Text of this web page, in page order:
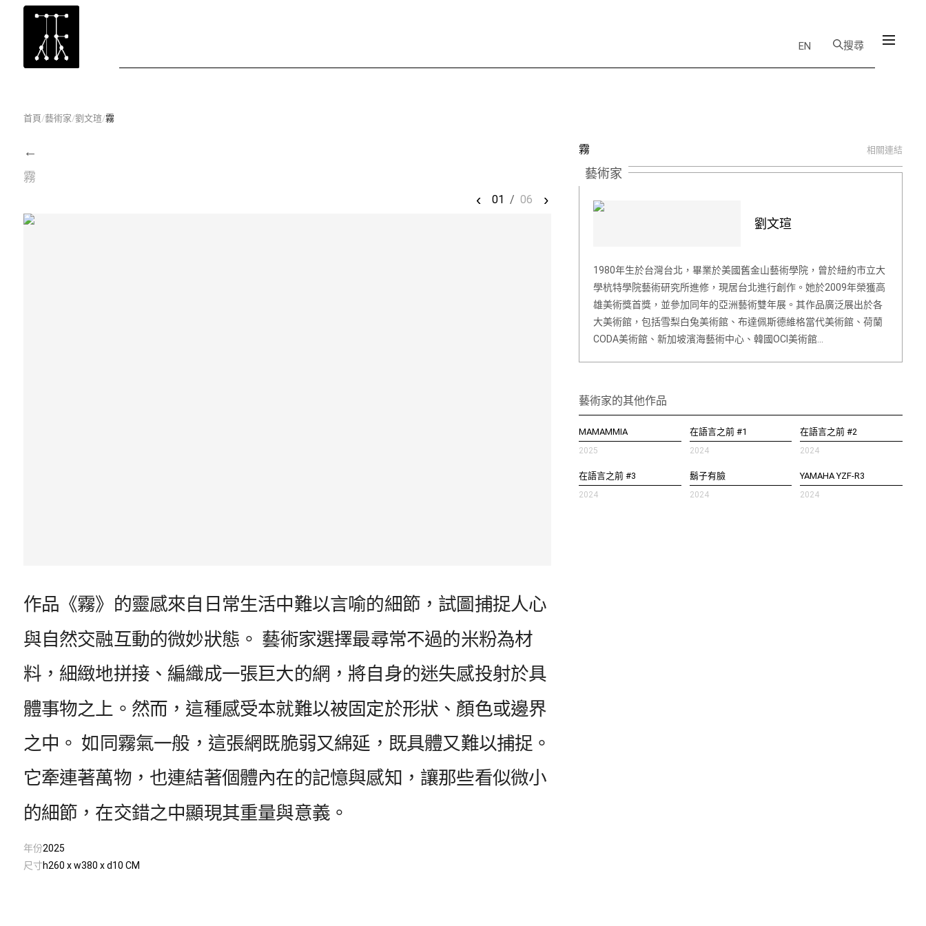
EN 搜尋
首頁/藝術家/劉文瑄/霧
←
霧
‹ 01 / 06 ›
作品《霧》的靈感來自日常生活中難以言喻的細節，試圖捕捉人心
與自然交融互動的微妙狀態。 藝術家選擇最尋常不過的米粉為材
料，細緻地拼接、編織成一張巨大的網，將自身的迷失感投射於具
體事物之上。然而，這種感受本就難以被固定於形狀、顏色或邊界
之中。 如同霧氣一般，這張網既脆弱又綿延，既具體又難以捕捉。
它牽連著萬物，也連結著個體內在的記憶與感知，讓那些看似微小
的細節，在交錯之中顯現其重量與意義。
年份2025
尺寸h260 x w380 x d10 CM
霧 相關連結
藝術家
劉文瑄
1980年生於台灣台北，畢業於美國舊金山藝術學院，曾於紐約市立大
學杭特學院藝術研究所進修，現居台北進行創作。她於2009年榮獲高
雄美術獎首獎，並參加同年的亞洲藝術雙年展。其作品廣泛展出於各
大美術館，包括雪梨白兔美術館、布達佩斯德維格當代美術館、荷蘭
CODA美術館、新加坡濱海藝術中心、韓國OCI美術館…
藝術家的其他作品
MAMAMMIA
2025
在語言之前 #1
2024
在語言之前 #2
2024
在語言之前 #3
2024
鬍子有臉
2024
YAMAHA YZF-R3
2024